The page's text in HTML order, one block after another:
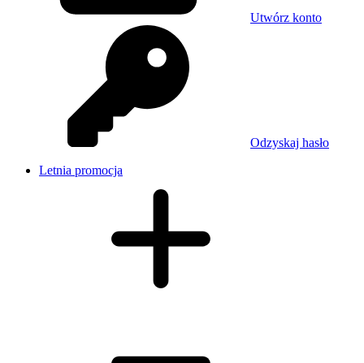
Utwórz konto
Odzyskaj hasło
Letnia promocja